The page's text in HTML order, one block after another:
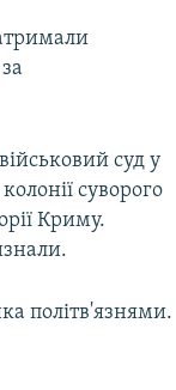
суд у
суворого
Криму.
політв'язнями.